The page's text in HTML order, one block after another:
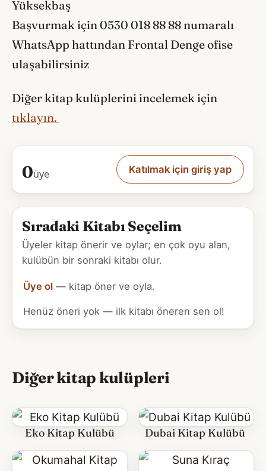
Yüksekbaş
Başvurmak için 0530 018 88 88 numaralı
WhatsApp hattından Frontal Denge ofise
ulaşabilirsiniz
Diğer kitap kulüplerini incelemek için
tıklayın.
0üye Katılmak için giriş yap
Sıradaki Kitabı Seçelim
Üyeler kitap önerir ve oylar; en çok oyu alan,
kulübün bir sonraki kitabı olur.
Üye ol — kitap öner ve oyla.
Henüz öneri yok — ilk kitabı öneren sen ol!
Diğer kitap kulüpleri
Eko Kitap Kulübü Dubai Kitap Kulübü